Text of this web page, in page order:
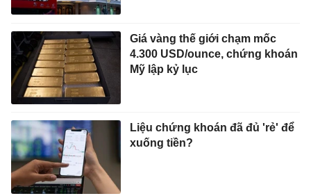
Giá vàng thế giới chạm mốc
4.300 USD/ounce, chứng khoán
Mỹ lập kỷ lục
Liệu chứng khoán đã đủ 'rẻ' để
xuống tiền?